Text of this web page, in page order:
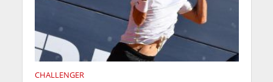
CHALLENGER